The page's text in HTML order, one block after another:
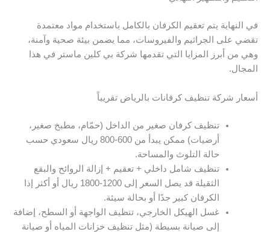
في النهاية يتم تعقيم الكرفان بالكامل باستخدام مواد معتمدة
تقضي على الجراثيم والفيروسات، مما يضمن بيئة صحية وآمنة،
وهي من أبرز المزايا التي تقدمها شركة بي كلين ماستر في هذا
المجال.
أسعار شركة تنظيف كرفانات بالرياض تقريباً
تنظيف كرفان صغير من الداخل (حمّام، مطبخ صغير،
أرضيات) ممكن يبدأ من 600-800 ريال سعودي حسب
حالة التلوث والمساحة.
تنظيف شامل داخلي + تعقيم + إزالة الروائح والبقع
الثقيلة قد يصل السعر إلى 1200-1800 ريال أو أكثر إذا
الكرفان كبير جدًا أو بحالة سيئة.
غسل الهيكل الخارجي، تنظيف الواجهة أو السطح، إضافة
إلى صيانة بسيطة (مثل تنظيف خزانات المياه أو صيانة